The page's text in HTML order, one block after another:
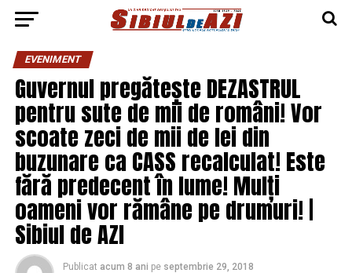
EVENIMENT
Guvernul pregătește DEZASTRUL
pentru sute de mii de români! Vor
scoate zeci de mii de lei din
buzunare ca CASS recalculat! Este
fără predecent în lume! Mulți
oameni vor rămâne pe drumuri! |
Sibiul de AZI
Publicat acum 8 ani pe septembrie 29, 2018